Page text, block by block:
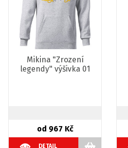
Mikina "Zrození
legendy" výšivka 01
od 967 Kč
DETAIL